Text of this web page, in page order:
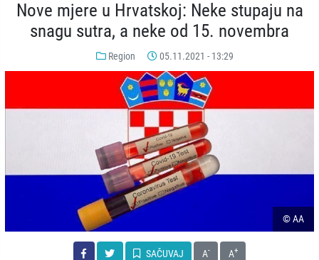
Nove mjere u Hrvatskoj: Neke stupaju na
snagu sutra, a neke od 15. novembra
Region 05.11.2021 - 13:29
© AA
SAČUVAJ A- A+